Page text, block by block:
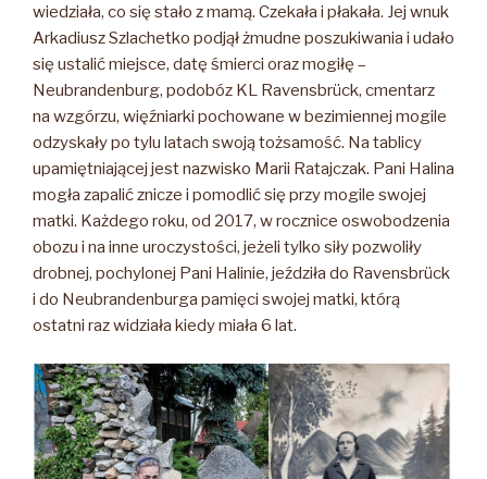
lat.
Była
więźniarką
niemieckiego
obozu
koncentracyjnego
dla
kobiet
Ravensbrück.”
wiedziała, co się stało z mamą. Czekała i płakała. Jej wnuk
Arkadiusz Szlachetko podjął żmudne poszukiwania i udało
się ustalić miejsce, datę śmierci oraz mogiłę –
Neubrandenburg, podobóz KL Ravensbrück, cmentarz
na wzgórzu, więźniarki pochowane w bezimiennej mogile
odzyskały po tylu latach swoją tożsamość. Na tablicy
upamiętniającej jest nazwisko Marii Ratajczak. Pani Halina
mogła zapalić znicze i pomodlić się przy mogile swojej
matki. Każdego roku, od 2017, w rocznice oswobodzenia
obozu i na inne uroczystości, jeżeli tylko siły pozwoliły
drobnej, pochylonej Pani Halinie, jeździła do Ravensbrück
i do Neubrandenburga pamięci swojej matki, którą
ostatni raz widziała kiedy miała 6 lat.